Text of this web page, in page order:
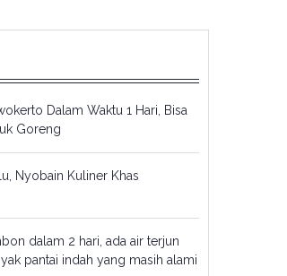
Dalam Waktu 1 Hari, Bisa
Goreng
Nyobain Kuliner Khas
dalam 2 hari, ada air terjun
pantai indah yang masih alami